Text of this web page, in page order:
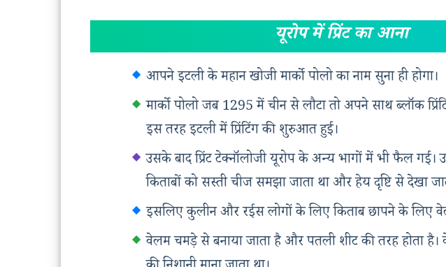
यूरोप में प्रिंट का आना
आपने इटली के महान खोजी मार्को पोलो का नाम सुना ही होगा।
मार्को पोलो जब 1295 में चीन से लौटा तो अपने साथ ब्लॉक
इस तरह इटली में प्रिंटिंग की शुरुआत हुई।
उसके बाद प्रिंट टेक्नॉलोजी यूरोप के अन्य भागों में भी फैल
किताबों को सस्ती चीज समझा जाता था और हेय दृष्टि से देखा
इसलिए कुलीन और रईस लोगों के लिए किताब छापने के लिए
वेलम चमड़े से बनाया जाता है और पतली शीट की तरह होता है।